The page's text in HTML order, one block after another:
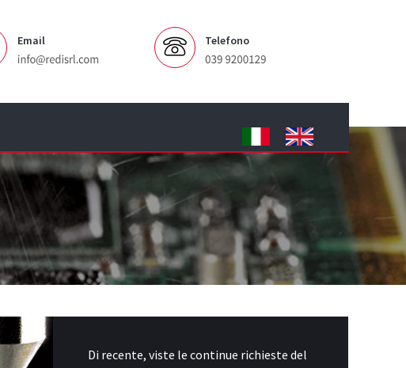
Email Telefono
Di recente, viste le continue richieste del